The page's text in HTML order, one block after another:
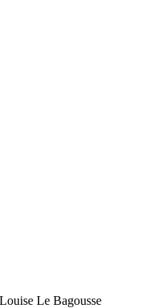
Louise Le Bagousse